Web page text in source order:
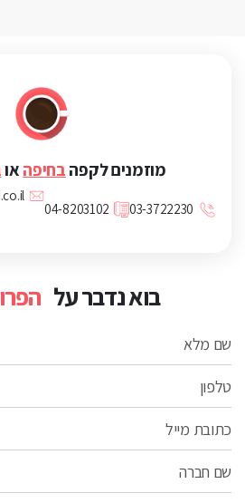
בוא נדבר על
שם מלא
טלפון
כתובת מייל
שם חברה
מוזמנים לקפה בחיפה או
03-3722230
04-8203102